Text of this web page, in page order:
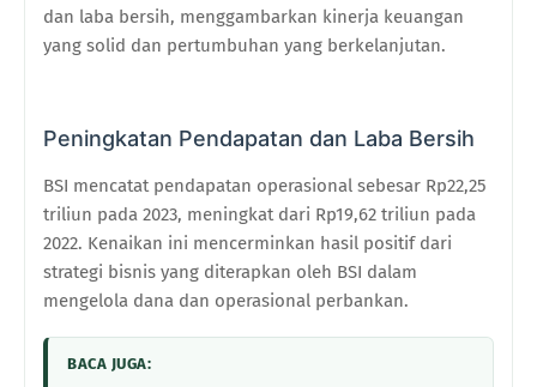
dan laba bersih, menggambarkan kinerja keuangan
yang solid dan pertumbuhan yang berkelanjutan.
Peningkatan Pendapatan dan Laba Bersih
BSI mencatat pendapatan operasional sebesar Rp22,25
triliun pada 2023, meningkat dari Rp19,62 triliun pada
2022. Kenaikan ini mencerminkan hasil positif dari
strategi bisnis yang diterapkan oleh BSI dalam
mengelola dana dan operasional perbankan.
BACA JUGA: